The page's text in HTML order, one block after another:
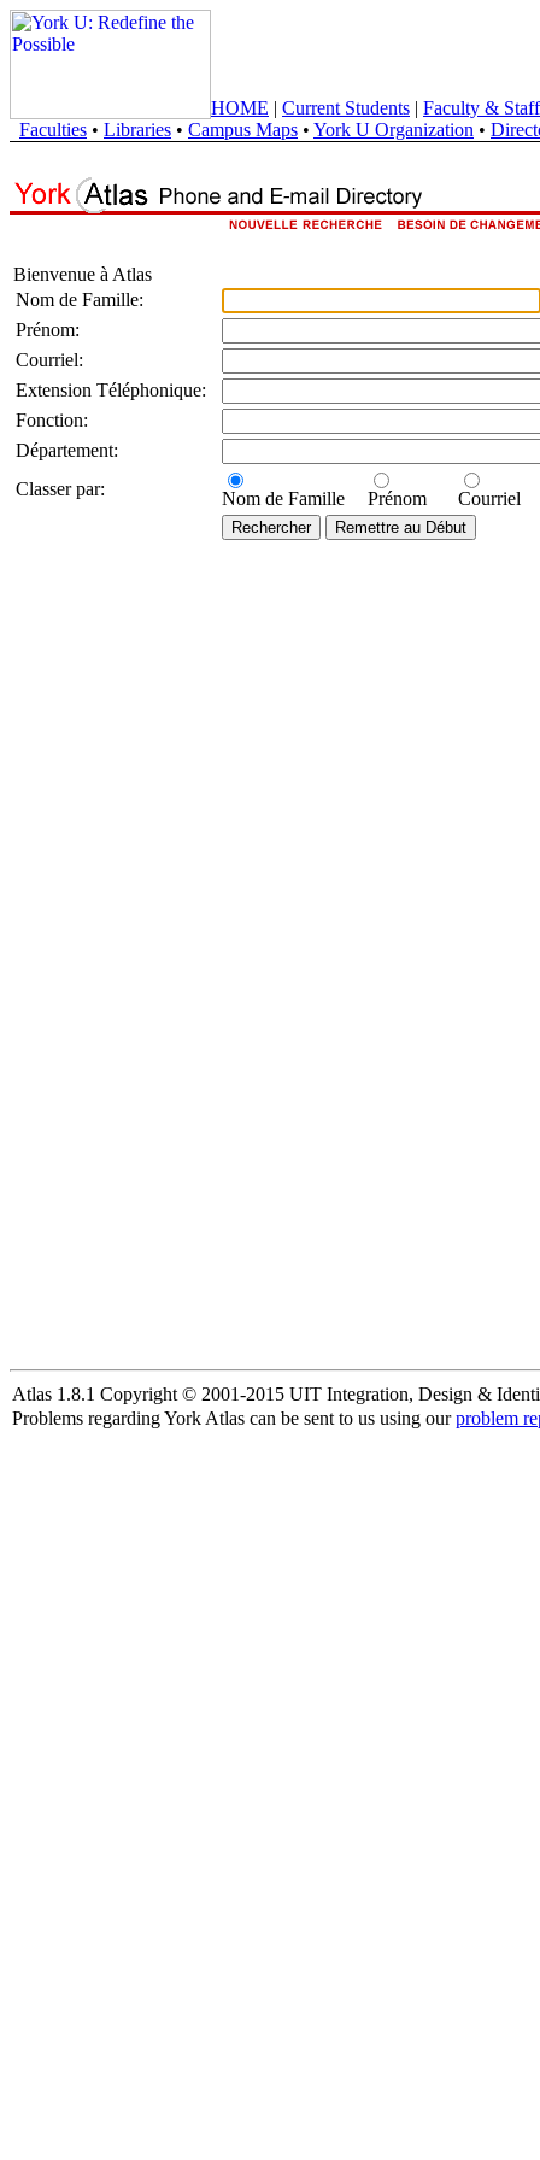
HOME | Current Students | Faculty & Staff
Faculties • Libraries • Campus Maps • York U Organization •
Bienvenue à Atlas
Nom de Famille:
Prénom:
Courriel:
Extension Téléphonique:
Fonction:
Département:
Classer par:
Nom de Famille Prénom Courriel
Atlas 1.8.1 Copyright © 2001-2015 UIT Integration, Design &
Problems regarding York Atlas can be sent to us using ourproblem